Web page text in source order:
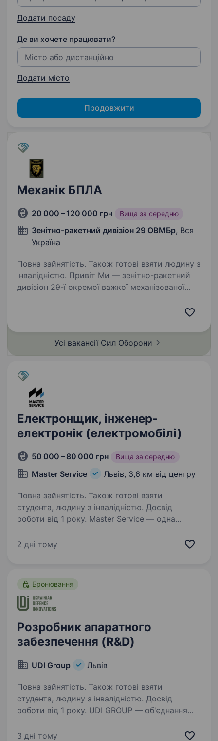
Додати посаду
Де ви хочете працювати?
Додати місто
Продовжити
Механік БПЛА
20 000 – 120 000 грн Вища за середню
Зенітно-ракетний дивізіон 29 ОВМБр, Вся
Україна
Повна зайнятість. Також готові взяти людину з
інвалідністю. Привіт Ми — зенітно-ракетний
дивізіон 29-ї окремої важкої механізованої
України. Наша місія — забезпечувати надійну
бригади…
Усі вакансії Сил Оборони
Електронщик, інженер-
електронік (електромобілі)
50 000 – 80 000 грн Вища за середню
Master Service Львів, 3,6 км від центру
Повна зайнятість. Також готові взяти
студента, людину з інвалідністю. Досвід
роботи від 1 року. Master Service — одна
автомобільних агрегатів та сучасних систем
2 дні тому
Бронювання
Розробник апаратного
забезпечення (R&D)
UDI Group Львів
Повна зайнятість. Також готові взяти
студента, людину з інвалідністю. Досвід
роботи від 1 року. UDI GROUP — об'єднання
та безпеки під загальним управлінням
3 дні тому